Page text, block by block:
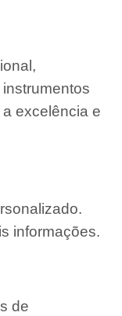
excelência e
informações.
de